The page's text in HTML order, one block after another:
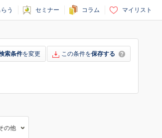
う セミナー コラム マイリスト
索条件を変更 この条件を保存する
の他